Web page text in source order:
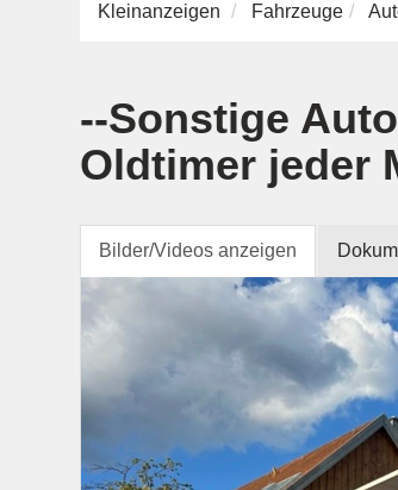
Kleinanzeigen Fahrzeuge
--Sonstige
Oldtimer jeder
Bilder/Videos anzeigen